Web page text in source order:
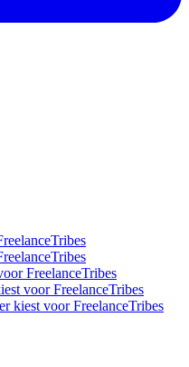
FreelanceTribes
voor FreelanceTribes
kiest voor FreelanceTribes